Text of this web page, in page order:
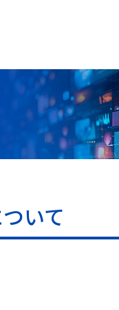
いて